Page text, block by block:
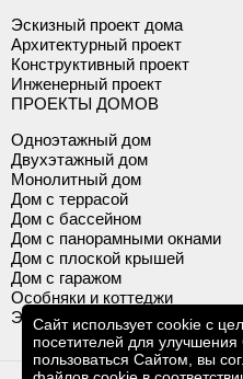
Эскизный проект дома
Архитектурный проект
Конструктивный проект
Инженерный проект
ПРОЕКТЫ ДОМОВ
Одноэтажный дом
Двухэтажный дом
Монолитный дом
Дом с террасой
Дом с бассейном
Дом с панорамными окнами
Дом с плоской крышей
Дом с гаражом
Особняки и коттеджи
Элитный дом
Сайт использует cookie с
посетителей для
пользоваться Сайтом, вы